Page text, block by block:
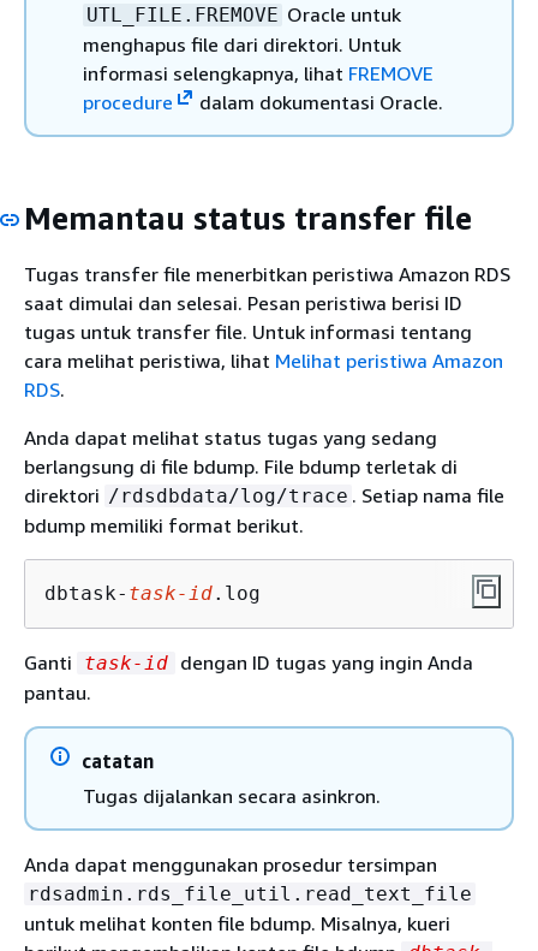
UTL_FILE.FREMOVE Oracle untuk
menghapus file dari direktori. Untuk
informasi selengkapnya, lihat FREMOVE
procedure
dalam dokumentasi Oracle.
Memantau status transfer file
Tugas transfer file menerbitkan peristiwa Amazon RDS
saat dimulai dan selesai. Pesan peristiwa berisi ID
tugas untuk transfer file. Untuk informasi tentang
cara melihat peristiwa, lihat Melihat peristiwa Amazon
RDS.
Anda dapat melihat status tugas yang sedang
berlangsung di file bdump. File bdump terletak di
direktori /rdsdbdata/log/trace . Setiap nama file
bdump memiliki format berikut.
dbtask- task-id.log
Ganti task-id dengan ID tugas yang ingin Anda
pantau.
catatan
Tugas dijalankan secara asinkron.
Anda dapat menggunakan prosedur tersimpan
rdsadmin.rds_file_util.read_text_file
untuk melihat konten file bdump. Misalnya, kueri